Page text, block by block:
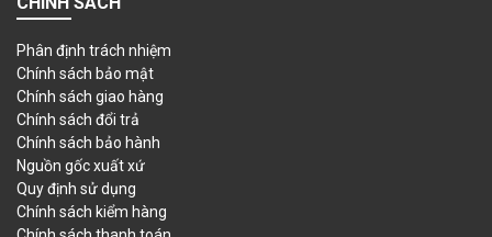
Phân định trách nhiệm
Chính sách bảo mật
Chính sách giao hàng
Chính sách đổi trả
Chính sách bảo hành
Nguồn gốc xuất xứ
Quy định sử dụng
Chính sách kiểm hàng